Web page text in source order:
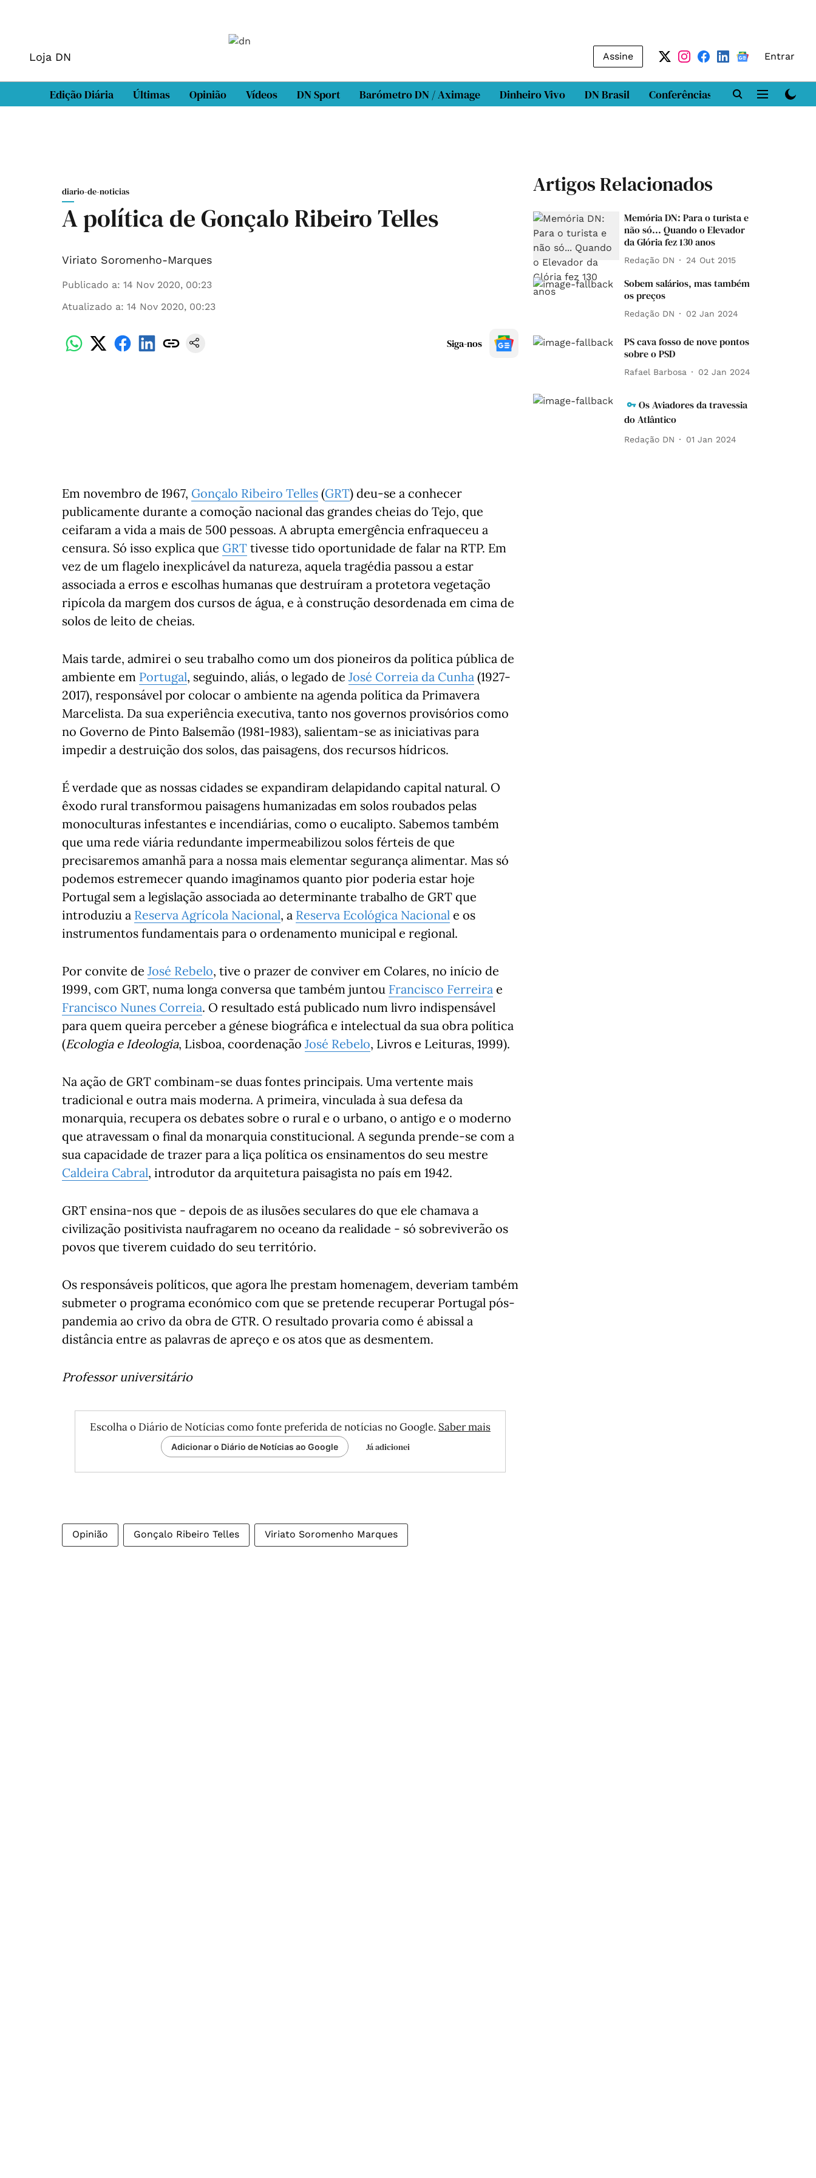
Loja DN Assine Entrar
Edição Diária Últimas Opinião Vídeos DN Sport Barómetro DN / Aximage Dinheiro Vivo DN Brasil Conferências DN LAB
diario-de-noticias
A política de Gonçalo Ribeiro Telles
Viriato Soromenho-Marques
Publicado a: 14 Nov 2020, 00:23
Atualizado a: 14 Nov 2020, 00:23
Siga-nos
Em novembro de 1967, Gonçalo Ribeiro Telles (GRT) deu-se a conhecer
publicamente durante a comoção nacional das grandes cheias do Tejo, que
ceifaram a vida a mais de 500 pessoas. A abrupta emergência enfraqueceu a
censura. Só isso explica que GRT tivesse tido oportunidade de falar na RTP. Em
vez de um flagelo inexplicável da natureza, aquela tragédia passou a estar
associada a erros e escolhas humanas que destruíram a protetora vegetação
ripícola da margem dos cursos de água, e à construção desordenada em cima de
solos de leito de cheias.
Mais tarde, admirei o seu trabalho como um dos pioneiros da política pública de
ambiente em Portugal, seguindo, aliás, o legado de José Correia da Cunha (1927-
2017), responsável por colocar o ambiente na agenda política da Primavera
Marcelista. Da sua experiência executiva, tanto nos governos provisórios como
no Governo de Pinto Balsemão (1981-1983), salientam-se as iniciativas para
impedir a destruição dos solos, das paisagens, dos recursos hídricos.
É verdade que as nossas cidades se expandiram delapidando capital natural. O
êxodo rural transformou paisagens humanizadas em solos roubados pelas
monoculturas infestantes e incendiárias, como o eucalipto. Sabemos também
que uma rede viária redundante impermeabilizou solos férteis de que
precisaremos amanhã para a nossa mais elementar segurança alimentar. Mas só
podemos estremecer quando imaginamos quanto pior poderia estar hoje
Portugal sem a legislação associada ao determinante trabalho de GRT que
introduziu a Reserva Agrícola Nacional, a Reserva Ecológica Nacional e os
instrumentos fundamentais para o ordenamento municipal e regional.
Por convite de José Rebelo, tive o prazer de conviver em Colares, no início de
1999, com GRT, numa longa conversa que também juntou Francisco Ferreira e
Francisco Nunes Correia. O resultado está publicado num livro indispensável
para quem queira perceber a génese biográfica e intelectual da sua obra política
(Ecologia e Ideologia, Lisboa, coordenação José Rebelo, Livros e Leituras, 1999).
Na ação de GRT combinam-se duas fontes principais. Uma vertente mais
tradicional e outra mais moderna. A primeira, vinculada à sua defesa da
monarquia, recupera os debates sobre o rural e o urbano, o antigo e o moderno
que atravessam o final da monarquia constitucional. A segunda prende-se com a
sua capacidade de trazer para a liça política os ensinamentos do seu mestre
Caldeira Cabral, introdutor da arquitetura paisagista no país em 1942.
GRT ensina-nos que - depois de as ilusões seculares do que ele chamava a
civilização positivista naufragarem no oceano da realidade - só sobreviverão os
povos que tiverem cuidado do seu território.
Os responsáveis políticos, que agora lhe prestam homenagem, deveriam também
submeter o programa económico com que se pretende recuperar Portugal pós-
pandemia ao crivo da obra de GTR. O resultado provaria como é abissal a
distância entre as palavras de apreço e os atos que as desmentem.
Professor universitário
Escolha o Diário de Notícias como fonte preferida de notícias no Google. Saber mais
Adicionar o Diário de Notícias ao Google Já adicionei
Opinião Gonçalo Ribeiro Telles Viriato Soromenho Marques
Artigos Relacionados
Memória DN: Para o turista e
não só... Quando o Elevador
da Glória fez 130 anos
Redação DN 24 Out 2015
Sobem salários, mas também
os preços
Redação DN 02 Jan 2024
PS cava fosso de nove pontos
sobre o PSD
Rafael Barbosa 02 Jan 2024
Os Aviadores da travessia
do Atlântico
Redação DN 01 Jan 2024